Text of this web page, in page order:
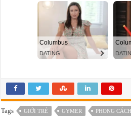
Tags GIỚI TRẺ GYMER PHONG CÁCH